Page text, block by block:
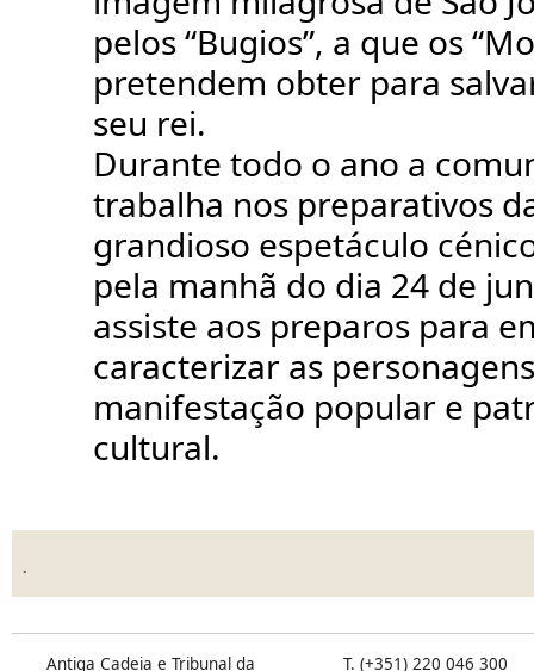
pelos “Bugios”, a que os
pretendem obter para
seu rei.
Durante todo o ano a
trabalha nos preparativos
grandioso espetáculo
pela manhã do dia 24 de
assiste aos preparos para
caracterizar as
manifestação popular e
cultural.
.
Antiga Cadeia e Tribunal da T. (+351) 220 046 300